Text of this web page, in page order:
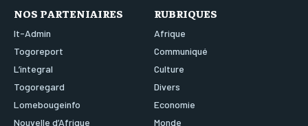
NOS PARTENIAIRES
It-Admin
Togoreport
L’integral
Togoregard
Lomebougeinfo
Nouvelle d’Afrique
RUBRIQUES
Afrique
Communiqué
Culture
Divers
Economie
Monde